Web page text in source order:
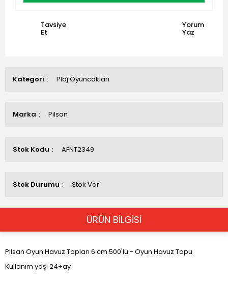
Kategori Plaj Oyuncakları
Marka Pilsan
Stok Kodu AFNT2349
Stok Durumu Stok Var
Tavsiye
Et
Yorum
Yaz
ÜRÜN BİLGİSİ
Pilsan Oyun Havuz Topları 6 cm 500'lü - Oyun Havuz Topu
Kullanım yaşı 24+ay